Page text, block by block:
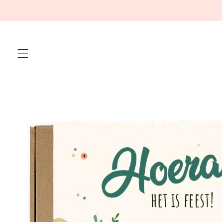
content
Ga direct naar
productinformatie